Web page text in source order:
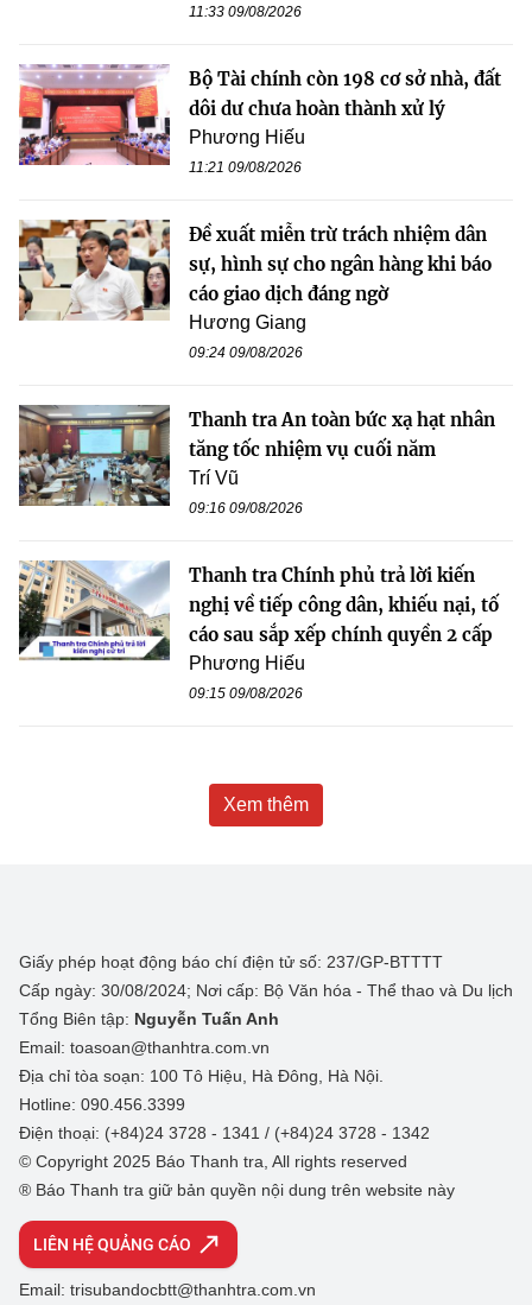
11:33 09/08/2026
Bộ Tài chính còn 198 cơ sở nhà, đất
dôi dư chưa hoàn thành xử lý
Phương Hiếu
11:21 09/08/2026
Đề xuất miễn trừ trách nhiệm dân
sự, hình sự cho ngân hàng khi báo
cáo giao dịch đáng ngờ
Hương Giang
09:24 09/08/2026
Thanh tra An toàn bức xạ hạt nhân
tăng tốc nhiệm vụ cuối năm
Trí Vũ
09:16 09/08/2026
Thanh tra Chính phủ trả lời kiến
nghị về tiếp công dân, khiếu nại, tố
cáo sau sắp xếp chính quyền 2 cấp
Phương Hiếu
09:15 09/08/2026
Xem thêm
Giấy phép hoạt động báo chí điện tử số: 237/GP-BTTTT
Cấp ngày: 30/08/2024; Nơi cấp: Bộ Văn hóa - Thể thao và Du lịch
Tổng Biên tập: Nguyễn Tuấn Anh
Email: toasoan@thanhtra.com.vn
Địa chỉ tòa soạn: 100 Tô Hiệu, Hà Đông, Hà Nội.
Hotline: 090.456.3399
Điện thoại: (+84)24 3728 - 1341 / (+84)24 3728 - 1342
© Copyright 2025 Báo Thanh tra, All rights reserved
® Báo Thanh tra giữ bản quyền nội dung trên website này
LIÊN HỆ QUẢNG CÁO
Email: trisubandocbtt@thanhtra.com.vn